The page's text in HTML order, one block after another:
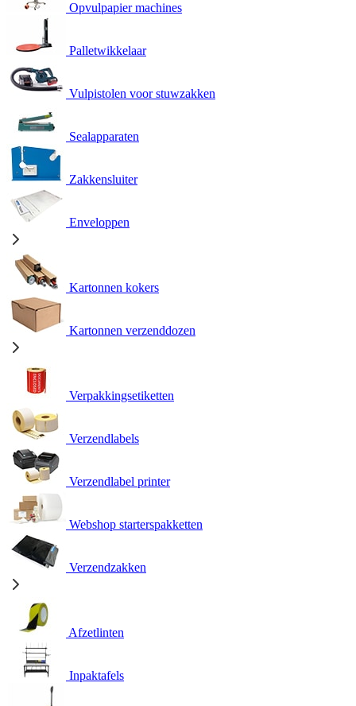
Opvulpapier machines
Palletwikkelaar
Vulpistolen voor stuwzakken
Sealapparaten
Zakkensluiter
Enveloppen
Kartonnen kokers
Kartonnen verzenddozen
Verpakkingsetiketten
Verzendlabels
Verzendlabel printer
Webshop starterspakketten
Verzendzakken
Afzetlinten
Inpaktafels